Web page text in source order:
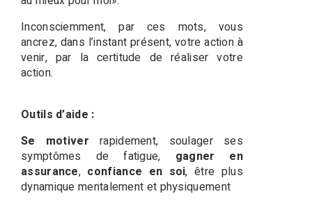
Inconsciemment, par ces mots, vous
ancrez, dans l’instant présent, votre action à
venir, par la certitude de réaliser votre
action.
Outils d’aide :
Se motiver rapidement, soulager ses
symptômes de fatigue, gagner en
assurance, confiance en soi, être plus
dynamique mentalement et physiquement